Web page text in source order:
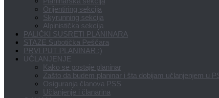
Orijentiring sekcija
Skyrunning sekcija
Alpinistička sekcija
PALIČKI SUSRETI PLANINARA
STAZE Subotička Peščara
PRVI PUT PLANINAR ;)
UČLANJENJE
Kako se postaje planinar
Zašto da budem planinar i šta dobijam učlanjenjem u
Osiguranja članova PSS
Učlanjenje i članarina